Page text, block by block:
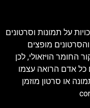
על תמונות וסרטונים
מופצים
הויזאולי, לכן
היוצרים כל אדם הרואה עצמו
או סרטון מוזמן